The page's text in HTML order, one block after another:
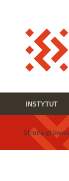
INSTYTUT
Strona główna